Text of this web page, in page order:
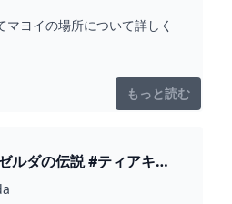
ヨイの場所について詳しく
もっと読む